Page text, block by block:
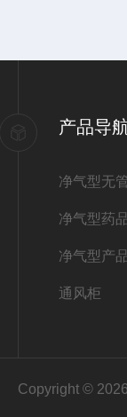
产品导
净气型无
净气型药
净气型产
通风柜
Copyright ©